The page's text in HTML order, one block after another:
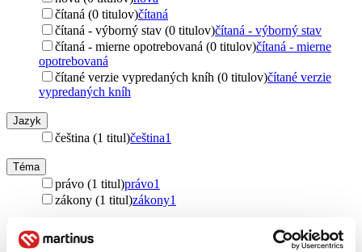
čítaná (0 titulov)čítaná
čítaná - výborný stav (0 titulov)čítaná - výborný stav
čítaná - mierne opotrebovaná (0 titulov)čítaná - mierne
opotrebovaná
čítané verzie vypredaných kníh (0 titulov)čítané verzie
vypredaných kníh
Jazyk
čeština (1 titul)čeština1
Téma
právo (1 titul)právo1
zákony (1 titul)zákony1
Pre koho
pre právnikov (1 titul)